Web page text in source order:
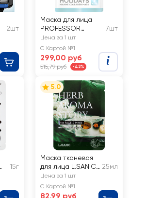
2шт
Маска для лица
PROFESSOR
SKINGOOD
Морское СПА
увлажняющая
7шт
Цена за 1 шт
С Картой №1
299,00 руб
515,79 руб -42%
15г
5.0
Маска тканевая
для лица L.SANIC
с экстрактом
розмарина и
эффектом
25мл
Цена за 1 шт
С Картой №1
82,99 руб